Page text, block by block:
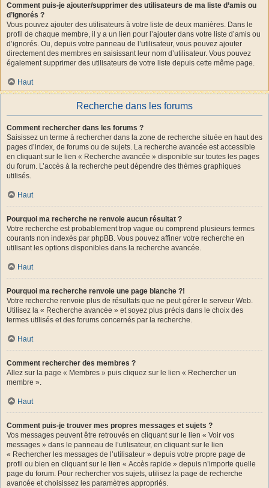
Comment puis-je ajouter/supprimer des utilisateurs de ma liste d’amis ou
d’ignorés ?
Vous pouvez ajouter des utilisateurs à votre liste de deux manières. Dans le
profil de chaque membre, il y a un lien pour l’ajouter dans votre liste d’amis ou
d’ignorés. Ou, depuis votre panneau de l’utilisateur, vous pouvez ajouter
directement des membres en saisissant leur nom d’utilisateur. Vous pouvez
également supprimer des utilisateurs de votre liste depuis cette même page.
Haut
Recherche dans les forums
Comment rechercher dans les forums ?
Saisissez un terme à rechercher dans la zone de recherche située en haut des
pages d’index, de forums ou de sujets. La recherche avancée est accessible
en cliquant sur le lien « Recherche avancée » disponible sur toutes les pages
du forum. L’accès à la recherche peut dépendre des thèmes graphiques
utilisés.
Haut
Pourquoi ma recherche ne renvoie aucun résultat ?
Votre recherche est probablement trop vague ou comprend plusieurs termes
courants non indexés par phpBB. Vous pouvez affiner votre recherche en
utilisant les options disponibles dans la recherche avancée.
Haut
Pourquoi ma recherche renvoie une page blanche ?!
Votre recherche renvoie plus de résultats que ne peut gérer le serveur Web.
Utilisez la « Recherche avancée » et soyez plus précis dans le choix des
termes utilisés et des forums concernés par la recherche.
Haut
Comment rechercher des membres ?
Allez sur la page « Membres » puis cliquez sur le lien « Rechercher un
membre ».
Haut
Comment puis-je trouver mes propres messages et sujets ?
Vos messages peuvent être retrouvés en cliquant sur le lien « Voir vos
messages » dans le panneau de l’utilisateur, en cliquant sur le lien
« Rechercher les messages de l’utilisateur » depuis votre propre page de
profil ou bien en cliquant sur le lien « Accès rapide » depuis n’importe quelle
page du forum. Pour rechercher vos sujets, utilisez la page de recherche
avancée et choisissez les paramètres appropriés.